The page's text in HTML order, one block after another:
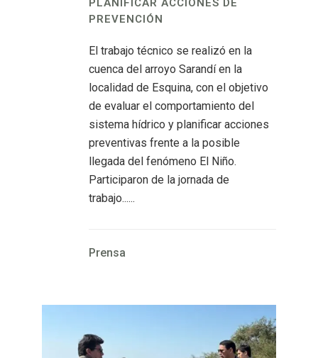
PLANIFICAR ACCIONES DE
PREVENCIÓN
El trabajo técnico se realizó en la
cuenca del arroyo Sarandí en la
localidad de Esquina, con el objetivo
de evaluar el comportamiento del
sistema hídrico y planificar acciones
preventivas frente a la posible
llegada del fenómeno El Niño.
Participaron de la jornada de
trabajo......
Prensa